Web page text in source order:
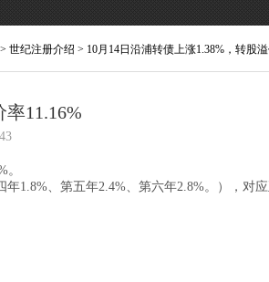
> 世纪注册介绍 > 10月14日沿浦转债上涨1.38%，转股
11.16%
1.8%、第五年2.4%、第六年2.8%。），对